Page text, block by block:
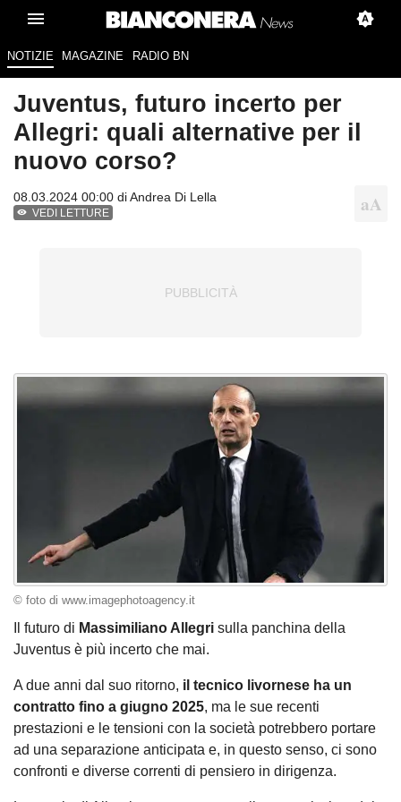
NOTIZIE MAGAZINE RADIO BN
Juventus, futuro incerto per
Allegri: quali alternative per il
nuovo corso?
08.03.2024 00:00 diAndrea Di Lella
VEDI LETTURE
© foto di www.imagephotoagency.it
Il futuro di Massimiliano Allegri sulla panchina della
Juventus è più incerto che mai.
A due anni dal suo ritorno, il tecnico livornese ha un
contratto fino a giugno 2025, ma le sue recenti
prestazioni e le tensioni con la società potrebbero portare
ad una separazione anticipata e, in questo senso, ci sono
confronti e diverse correnti di pensiero in dirigenza.